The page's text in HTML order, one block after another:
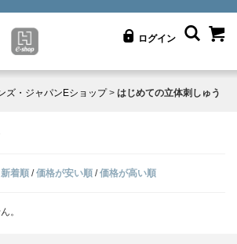
ログイン
ズ・ジャパンEショップ> はじめての立体刺しゅう
新着順 /価格が安い順 /価格が高い順
。